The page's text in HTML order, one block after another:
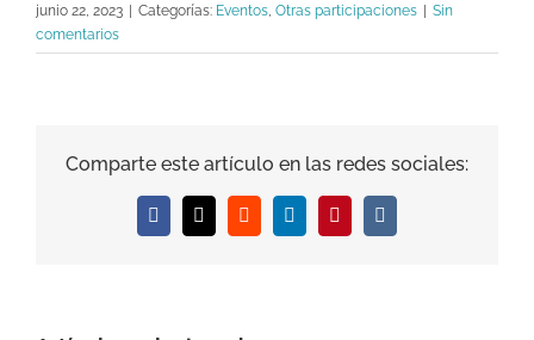
junio 22, 2023 Categorías: Eventos, Otras participaciones
Sin
comentarios
Comparte este artículo en las redes sociales:
Facebook
X RedditLinkedInPinterestVk